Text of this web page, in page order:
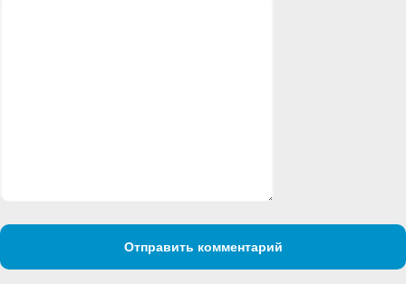
Отправить комментарий